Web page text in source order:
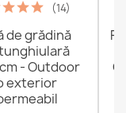
(14)
de grădină
- Outdoor
exterior